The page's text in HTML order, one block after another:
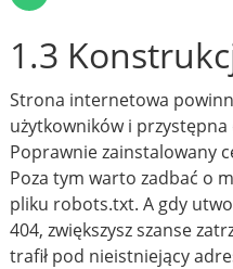
1.3
Strona internetowa
użytkowników i
Poprawnie zainstalowany
Poza tym warto zadbać o
pliku robots.txt. A gdy
404, zwiększysz szanse
trafił pod nieistniejący